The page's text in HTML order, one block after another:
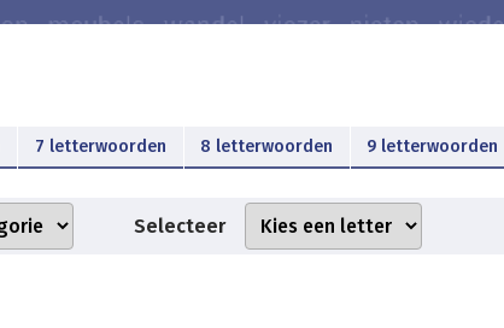
7 letterwoorden 8 letterwoorden 9 letterwoorden
Selecteer